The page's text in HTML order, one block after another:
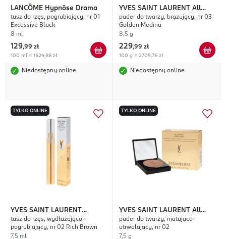
LANCÔME Hypnôse Drama
tusz do rzęs, pogrubiający, nr 01
Excessive Black
8 ml
129,99 zł
100 ml = 1624,88 zł
Niedostępny online
YVES SAINT LAURENT All
Hours Hyper Bronze
puder do twarzy, brązujący, nr 03
Golden Medina
8,5 g
229,99 zł
100 g = 2705,76 zł
Niedostępny online
TYLKO ONLINE
YVES SAINT LAURENT
Volume Effet Faux Cils
tusz do rzęs, wydłużająco -
pogrubiający, nr 02 Rich Brown
7,5 ml
TYLKO ONLINE
YVES SAINT LAURENT All
Hours Hyper Finish
puder do twarzy, matująco-
utrwalający, nr 02
7,5 g